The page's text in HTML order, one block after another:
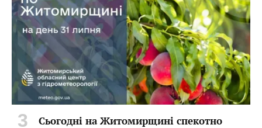
Сьогодні на Житомирщині спекотно